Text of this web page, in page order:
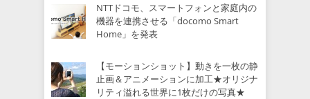
NTTドコモ、スマートフォンと家庭内の
機器を連携させる「docomo Smart
Home」を発表
【モーションショット】動きを一枚の静
止画＆アニメーションに加工★オリジナ
リティ溢れる世界に1枚だけの写真★